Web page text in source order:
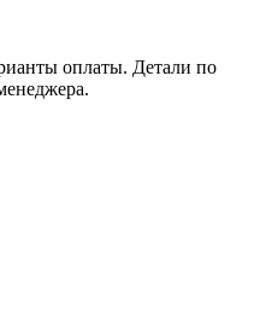
оплаты. Детали по